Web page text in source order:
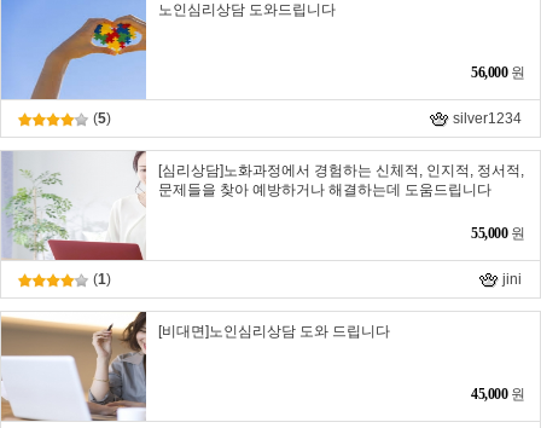
노인심리상담 도와드립니다
56,000 원
(5) silver1234
[심리상담]노화과정에서 경험하는 신체적, 인지적, 정서적,
문제들을 찾아 예방하거나 해결하는데 도움드립니다
55,000 원
(1) jini
[비대면]노인심리상담 도와 드립니다
45,000 원